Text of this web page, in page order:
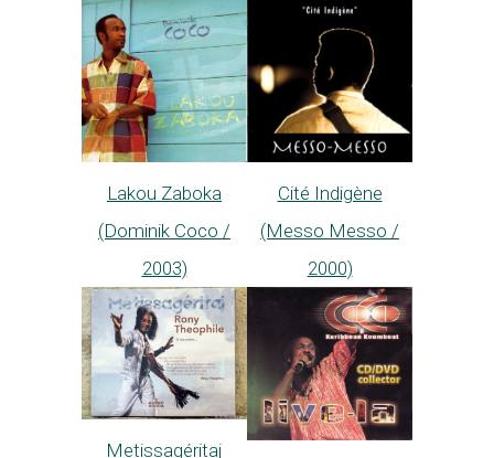
Lakou Zaboka
(Dominik Coco /
2003)
Cité Indigène
(Messo Messo /
2000)
Metissagéritaj